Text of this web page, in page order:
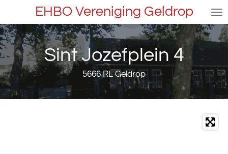
direct
naar
de
hoofdinhoud
EHBO Vereniging Geldrop
Sint Jozefplein 4
5666 RL Geldrop